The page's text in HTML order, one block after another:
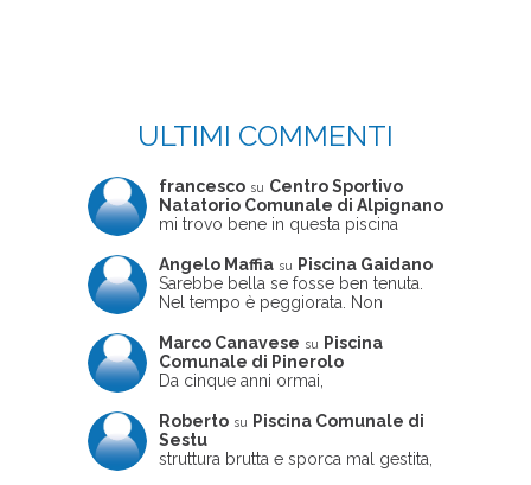
ULTIMI COMMENTI
francesco su Centro Sportivo
Natatorio Comunale di Alpignano
mi trovo bene in questa piscina
Angelo Maffia su
Piscina Gaidano
Sarebbe bella se fosse ben tenuta.
Nel tempo è peggiorata. Non
ne usciva insieme a me non ha
ritrovato le sue scarpe! Peccato
perché potrebbe essere un'ottima
frequentata non magnificamente
Marco Canavese su
Piscina
Comunale di Pinerolo
Da cinque anni ormai,
pomeriggio trascorro cinque-sei ore
in questa magnifica piscina con i miei
due figli che sono letteralmente
Roberto su
Piscina Comunale di
Sestu
struttura brutta e sporca mal gestita,